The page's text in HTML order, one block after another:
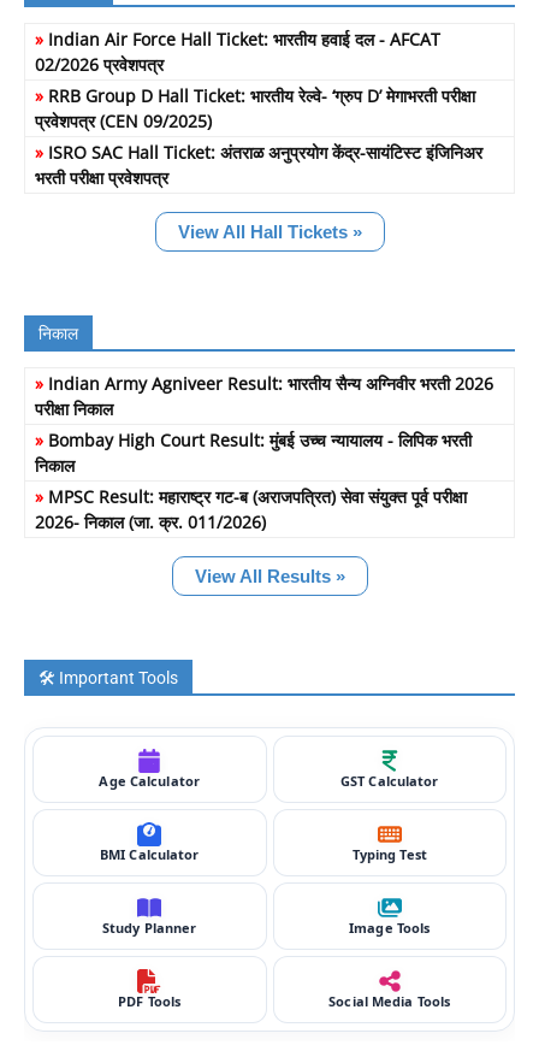
» Indian Air Force Hall Ticket: भारतीय हवाई दल - AFCAT
02/2026 प्रवेशपत्र
» RRB Group D Hall Ticket: भारतीय रेल्वे- ‘ग्रुप D’ मेगाभरती परीक्षा
प्रवेशपत्र (CEN 09/2025)
» ISRO SAC Hall Ticket: अंतराळ अनुप्रयोग केंद्र-सायंटिस्ट इंजिनिअर
भरती परीक्षा प्रवेशपत्र
View All Hall Tickets »
निकाल
» Indian Army Agniveer Result: भारतीय सैन्य अग्निवीर भरती 2026
परीक्षा निकाल
» Bombay High Court Result: मुंबई उच्च न्यायालय - लिपिक भरती
निकाल
» MPSC Result: महाराष्ट्र गट-ब (अराजपत्रित) सेवा संयुक्त पूर्व परीक्षा
2026- निकाल (जा. क्र. 011/2026)
View All Results »
🛠️ Important Tools
Age Calculator GST Calculator
BMI Calculator Typing Test
Study Planner Image Tools
PDF Tools Social Media Tools